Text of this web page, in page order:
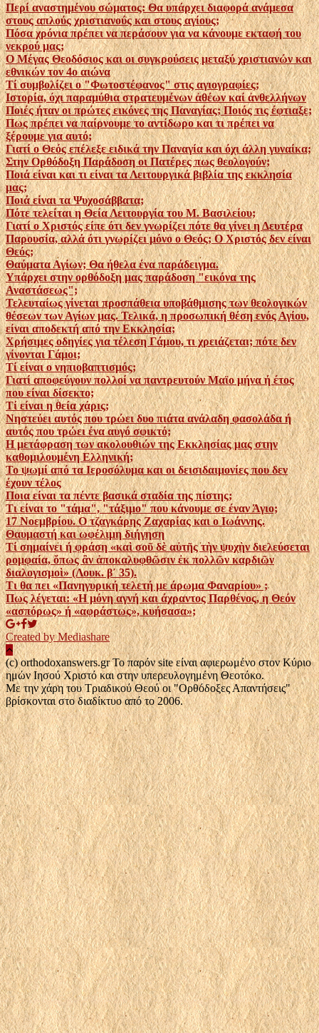
Περί αναστημένου σώματος: Θα υπάρχει διαφορά ανάμεσα
στους απλούς χριστιανούς και στους αγίους;
Πόσα χρόνια πρέπει να περάσουν για να κάνουμε εκταφή του
νεκρού μας;
Ο Μέγας Θεοδόσιος και οι συγκρούσεις μεταξύ χριστιανών και
εθνικών τον 4ο αιώνα
Τί συμβολίζει ο "Φωτοστέφανος" στις αγιογραφίες;
Ιστορία, όχι παραμύθια στρατευμένων ἀθέων καί ἀνθελλήνων
Ποιές ήταν οι πρώτες εικόνες της Παναγίας; Ποιός τις έφτιαξε;
Πως πρέπει να παίρνουμε το αντίδωρο και τι πρέπει να
ξέρουμε για αυτό;
Γιατί ο Θεός επέλεξε ειδικά την Παναγία και όχι άλλη γυναίκα;
Στην Ορθόδοξη Παράδοση οι Πατέρες πως θεολογούν;
Ποιά είναι και τι είναι τα Λειτουργικά βιβλία της εκκλησία
μας;
Ποιά είναι τα Ψυχοσάββατα;
Πότε τελείται η Θεία Λειτουργία του Μ. Βασιλείου;
Γιατί ο Χριστός είπε ότι δεν γνωρίζει πότε θα γίνει η Δευτέρα
Παρουσία, αλλά ότι γνωρίζει μόνο ο Θεός; Ο Χριστός δεν είναι
Θεός;
Θαύματα Αγίων; Θα ήθελα ένα παράδειγμα.
Υπάρχει στην ορθόδοξη μας παράδοση "εικόνα της
Αναστάσεως";
Τελευταίως γίνεται προσπάθεια υποβάθμισης των θεολογικών
θέσεων των Αγίων μας. Τελικά, η προσωπική θέση ενός Αγίου,
είναι αποδεκτή από την Εκκλησία;
Χρήσιμες οδηγίες για τέλεση Γάμου, τι χρειάζεται; πότε δεν
γίνονται Γάμοι;
Τί είναι ο νηπιοβαπτισμός;
Γιατί αποφεύγουν πολλοί να παντρευτούν Μαϊο μήνα ή έτος
που είναι δίσεκτο;
Τί είναι η θεία χάρις;
Νηστεύει αυτός που τρώει δυο πιάτα ανάλαδη φασολάδα ή
αυτός που τρώει ένα αυγό σφικτό;
Η μετάφραση των ακολουθιών της Εκκλησίας μας στην
καθομιλουμένη Ελληνική;
Το ψωμί από τα Ιεροσόλυμα και οι δεισιδαιμονίες που δεν
έχουν τέλος
Ποια είναι τα πέντε βασικά σταδία της πίστης;
Τι είναι το "τάμα", "τάξιμο" που κάνουμε σε έναν Άγιο;
17 Νοεμβρίου. Ο τζαγκάρης Ζαχαρίας και ο Ιωάννης.
Θαυμαστή και ωφέλιμη διήγηση
Τί σημαίνει ή φράση «καὶ σοῦ δὲ αὐτῆς τὴν ψυχὴν διελεύσεται
ρομφαία, ὅπως ἂν ἀποκαλυφθῶσιν ἐκ πολλῶν καρδιῶν
διαλογισμοὶ» (Λουκ. β´ 35).
Τι θα πει «Πανηγυρική τελετή με άρωμα Φαναρίου» ;
Πως λέγεται: «Η μόνη αγνή και άχραντος Παρθένος, η Θεόν
«ασπόρως» ή «αφράστως», κυήσασα»;
Created by Mediashare
(c) orthodoxanswers.gr Το παρόν site είναι αφιερωμένο στον Κύριο
ημών Ιησού Χριστό και στην υπερευλογημένη Θεοτόκο.
Με την χάρη του Τριαδικού Θεού οι "Ορθόδοξες Απαντήσεις"
βρίσκονται στο διαδίκτυο από το 2006.